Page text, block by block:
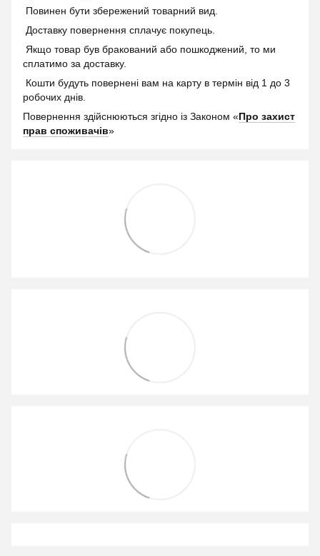
Повинен бути збережений товарний вид.
Доставку повернення сплачує покупець.
Якщо товар був бракований або пошкоджений, то ми
сплатимо за доставку.
Кошти будуть повернені вам на карту в термін від 1 до 3
робочих днів.
Повернення здійснюються згідно із Законом «Про захист
прав споживачів»